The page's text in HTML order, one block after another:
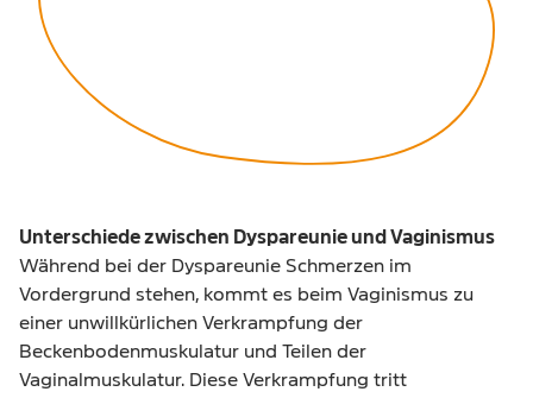
Unterschiede zwischen Dyspareunie und Vaginismus
Während bei der Dyspareunie Schmerzen im
Vordergrund stehen, kommt es beim Vaginismus zu
einer unwillkürlichen Verkrampfung der
Beckenbodenmuskulatur und Teilen der
Vaginalmuskulatur. Diese Verkrampfung tritt